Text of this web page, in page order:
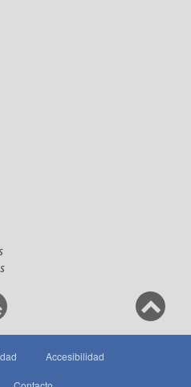
Accesibilidad